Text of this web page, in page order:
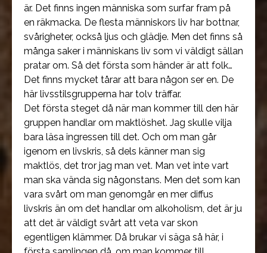
är. Det finns ingen människa som surfar fram på
en räkmacka. De flesta människors liv har bottnar,
svårigheter, också ljus och glädje. Men det finns så
många saker i människans liv som vi väldigt sällan
pratar om. Så det första som händer är att folk…
Det finns mycket tårar att bara någon ser en. De
här livsstilsgrupperna har tolv träffar.
Det första steget då när man kommer till den här
gruppen handlar om maktlöshet. Jag skulle vilja
bara läsa ingressen till det. Och om man går
igenom en livskris, så dels känner man sig
maktlös, det tror jag man vet. Man vet inte vart
man ska vända sig någonstans. Men det som kan
vara svårt om man genomgår en mer diffus
livskris än om det handlar om alkoholism, det är ju
att det är väldigt svårt att veta var skon
egentligen klämmer. Då brukar vi säga så här, i